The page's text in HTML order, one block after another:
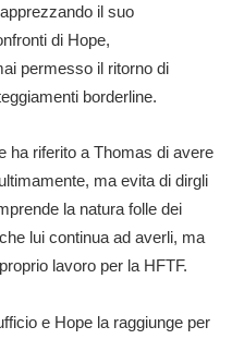
il suo
di Hope,
permesso il ritorno di
borderline.
ha riferito a Thomas di avere
ma evita di dirgli
la natura folle dei
lui continua ad averli, ma
lavoro per la HFTF.
e Hope la raggiunge per